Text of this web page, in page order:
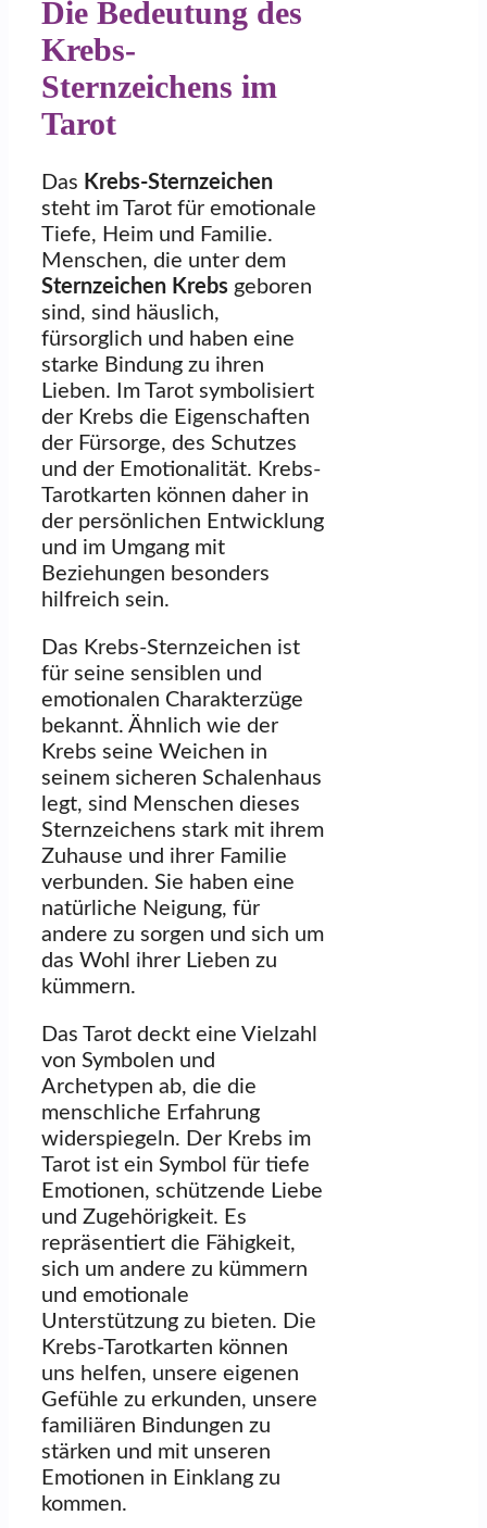
Die Bedeutung des
Krebs-
Sternzeichens im
Tarot
Das Krebs-Sternzeichen
steht im Tarot für emotionale
Tiefe, Heim und Familie.
Menschen, die unter dem
Sternzeichen Krebs geboren
sind, sind häuslich,
fürsorglich und haben eine
starke Bindung zu ihren
Lieben. Im Tarot symbolisiert
der Krebs die Eigenschaften
der Fürsorge, des Schutzes
und der Emotionalität. Krebs-
Tarotkarten können daher in
der persönlichen Entwicklung
und im Umgang mit
Beziehungen besonders
hilfreich sein.
Das Krebs-Sternzeichen ist
für seine sensiblen und
emotionalen Charakterzüge
bekannt. Ähnlich wie der
Krebs seine Weichen in
seinem sicheren Schalenhaus
legt, sind Menschen dieses
Sternzeichens stark mit ihrem
Zuhause und ihrer Familie
verbunden. Sie haben eine
natürliche Neigung, für
andere zu sorgen und sich um
das Wohl ihrer Lieben zu
kümmern.
Das Tarot deckt eine Vielzahl
von Symbolen und
Archetypen ab, die die
menschliche Erfahrung
widerspiegeln. Der Krebs im
Tarot ist ein Symbol für tiefe
Emotionen, schützende Liebe
und Zugehörigkeit. Es
repräsentiert die Fähigkeit,
sich um andere zu kümmern
und emotionale
Unterstützung zu bieten. Die
Krebs-Tarotkarten können
uns helfen, unsere eigenen
Gefühle zu erkunden, unsere
familiären Bindungen zu
stärken und mit unseren
Emotionen in Einklang zu
kommen.